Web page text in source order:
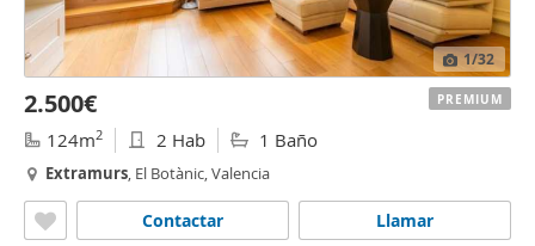
1/32
2.500€
124m2 2 Hab 1 Baño
Extramurs, El Botànic, Valencia
Llamar
Contactar
PREMIUM